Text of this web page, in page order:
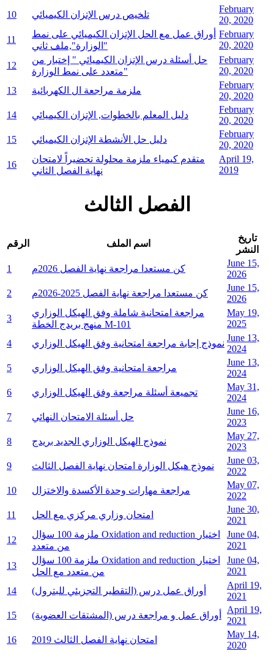
10
تلخيص درس الإتزان الكيميائي
February
20, 2020
11
أوراق عمل مع الحل الإتزان الكيميائي على نمط
"الوزارة",ملف ثاني
February
20, 2020
12
حل أسئلة درس الإتزان الكيميائي " إختبار من
متعدد على نمط الوزارة"
February
20, 2020
13
ملزمة مراجعة ال الكهربائية
February
20, 2020
14
دليل المعلم بالخطوات, الإتزان الكيميائي
February
20, 2020
15
دليل حل الأنشطة الإتزان الكيميائي
February
20, 2020
16
متقدم كيمياء ملزمة محلولة تحضيراً لامتحان
نهاية الفصل الثاني
April 19,
2019
الفصل الثالث
الرقم اسم الملف
تاريخ
النشر
1
كن مستعدا مراجعة نهاية الفصل 2026م
June 15,
2026
2
كن مستعدا مراجعة نهاية الفصل 2025-2026م
June 15,
2026
3
مراجعة امتحانية شاملة وفق الهيكل الوزاري
منهج بريدج الخطة M-101
May 19,
2025
4
نموذج إجابة مراجعة امتحانية وفق الهيكل الوزاري
June 13,
2024
5
مراجعة امتحانية وفق الهيكل الوزاري
June 13,
2024
6
تجميعة أسئلة مراجعة وفق الهيكل الوزاري
May 31,
2024
7
حل أسئلة الامتحان النهائي
June 16,
2023
8
نموذج الهيكل الوزاري الجديد بريدج
May 27,
2023
9
نموذج هيكل الوزارة امتحان نهاية الفصل الثالث
June 03,
2022
10
مراجعة مهارات وحدة الأكسدة والاختزال
May 07,
2022
11
امتحان وزاري مركزي مع الحل
June 30,
2021
12
ملزمة 100 سؤال Oxidation and reduction اختيار
من متعدد
June 04,
2021
13
ملزمة 100 سؤال Oxidation and reduction اختيار
من متعدد مع الحل
June 04,
2021
14
أوراق عمل درس (التقطير التجزيئي للبترول)
April 19,
2021
15
أوراق عمل و مراجعة درس (المشتقات العضوية)
April 19,
2021
16
امتحان نهاية الفصل الثالث 2019
May 14,
2020